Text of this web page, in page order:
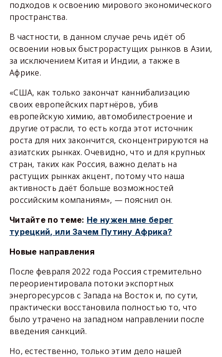
подходов к освоению мирового экономического
пространства.
В частности, в данном случае речь идёт об
освоении новых быстрорастущих рынков в Азии,
за исключением Китая и Индии, а также в
Африке.
«США, как только закончат каннибализацию
своих европейских партнёров, убив
европейскую химию, автомобилестроение и
другие отрасли, то есть когда этот источник
роста для них закончится, сконцентрируются на
азиатских рынках. Очевидно, что и для крупных
стран, таких как Россия, важно делать на
растущих рынках акцент, потому что наша
активность даёт больше возможностей
российским компаниям», — пояснил он.
Читайте по теме: Не нужен мне берег
турецкий, или Зачем Путину Африка?
Новые направления
После февраля 2022 года Россия стремительно
переориентировала потоки экспортных
энергоресурсов с Запада на Восток и, по сути,
практически восстановила полностью то, что
было утрачено на западном направлении после
введения санкций.
Но, естественно, только этим дело нашей